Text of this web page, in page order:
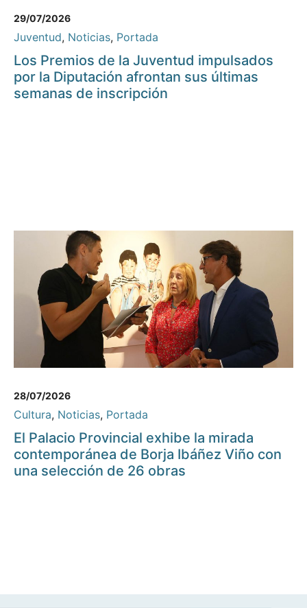
29/07/2026
Juventud, Noticias, Portada
Los Premios de la Juventud impulsados
por la Diputación afrontan sus últimas
semanas de inscripción
28/07/2026
Cultura, Noticias, Portada
El Palacio Provincial exhibe la mirada
contemporánea de Borja Ibáñez Viño con
una selección de 26 obras